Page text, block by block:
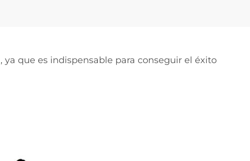
, ya que es indispensable para conseguir el éxito